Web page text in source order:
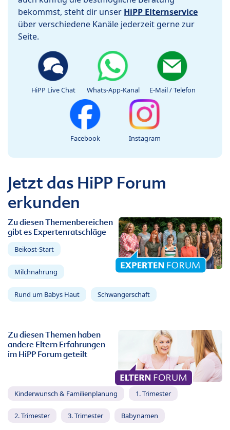
bekommst, steht dir unser HiPP Elternservice
über verschiedene Kanäle jederzeit gerne zur
Seite.
HiPP Live Chat Whats-App-Kanal E-Mail / Telefon
Facebook Instagram
Jetzt das HiPP Forum
erkunden
Zu diesen Themenbereichen
gibt es Expertenratschläge
Beikost-Start
Milchnahrung
Rund um Babys Haut Schwangerschaft
Zu diesen Themen haben
andere Eltern Erfahrungen
im HiPP Forum geteilt
Kinderwunsch & Familienplanung 1. Trimester
2. Trimester 3. Trimester Babynamen